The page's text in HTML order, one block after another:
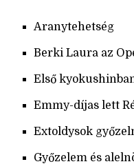
Aranytehetség
Berki Laura az
Első
Emmy-díjas lett
Extoldysok
Győzelem és